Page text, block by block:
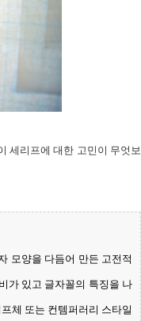
세리프에 대한 고민이 무엇보
모양을 다듬어 만든 고전적
가 있고 글자꼴의 특징을 나
체 또는 컨템퍼러리 스타일